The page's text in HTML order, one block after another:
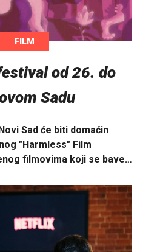
FILM
od 26. do
Sadu
Sad će biti domaćin
"Harmless" Film
filmovima koji se bave…